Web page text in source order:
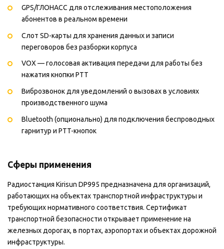
GPS/ГЛОНАСС для отслеживания местоположения
абонентов в реальном времени
Слот SD-карты для хранения данных и записи
переговоров без разборки корпуса
VOX — голосовая активация передачи для работы без
нажатия кнопки PTT
Виброзвонок для уведомлений о вызовах в условиях
производственного шума
Bluetooth (опционально) для подключения беспроводных
гарнитур и PTT-кнопок
Сферы применения
Радиостанция Kirisun DP995 предназначена для организаций,
работающих на объектах транспортной инфраструктуры и
требующих нормативного соответствия. Сертификат
транспортной безопасности открывает применение на
железных дорогах, в портах, аэропортах и объектах дорожной
инфраструктуры.